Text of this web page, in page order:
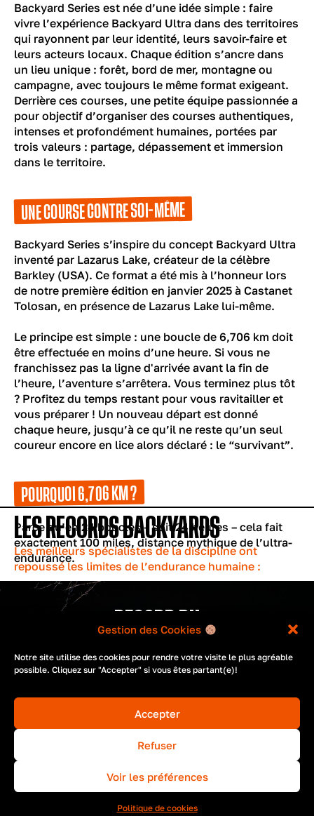
Gestion des Cookies
Notre site utilise des cookies pour rendre votre visite le plus agréable
possible. Cliquez sur "Accepter" si vous êtes partant(e)!
Accepter
Refuser
Voir les préférences
Politique de cookies
Backyard Series est née d’une idée simple : faire
vivre l’expérience Backyard Ultra dans des territoires
qui rayonnent par leur identité, leurs savoir-faire et
leurs acteurs locaux. Chaque édition s’ancre dans
un lieu unique : forêt, bord de mer, montagne ou
campagne, avec toujours le même format exigeant.
Derrière ces courses, une petite équipe passionnée a
pour objectif d’organiser des courses authentiques,
intenses et profondément humaines, portées par
trois valeurs : partage, dépassement et immersion
dans le territoire.
UNE COURSE CONTRE SOI-MÊME
Backyard Series s’inspire du concept Backyard Ultra
inventé par Lazarus Lake, créateur de la célèbre
Barkley (USA). Ce format a été mis à l’honneur lors
de notre première édition en janvier 2025 à Castanet
Tolosan, en présence de Lazarus Lake lui-même.
Le principe est simple : une boucle de 6,706 km doit
être effectuée en moins d’une heure. Si vous ne
franchissez pas la ligne d'arrivée avant la fin de
l’heure, l’aventure s’arrêtera. Vous terminez plus tôt
? Profitez du temps restant pour vous ravitailler et
vous préparer ! Un nouveau départ est donné
chaque heure, jusqu’à ce qu’il ne reste qu’un seul
coureur encore en lice alors déclaré : le “survivant”.
POURQUOI 6,706 KM ?
Parce qu’en 24 boucles – soit 24 heures – cela fait
exactement 100 miles, distance mythique de l’ultra-
endurance.
LES RECORDS BACKYARDS
Les meilleurs spécialistes de la discipline ont
repoussé les limites de l’endurance humaine :
RECORD DU
MONDE